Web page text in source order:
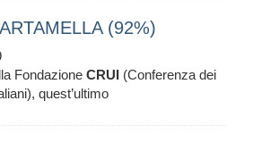
(92%)
Fondazione CRUI (Conferenza dei
quest’ultimo